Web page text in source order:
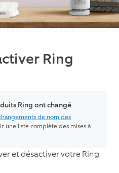
Ring
Ring ont changé
de nom des
une liste complète des mises à
et désactiver votre Ring